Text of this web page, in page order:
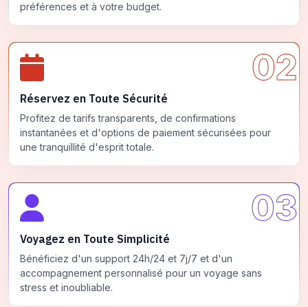
préférences et à votre budget.
02
Réservez en Toute Sécurité
Profitez de tarifs transparents, de confirmations
instantanées et d'options de paiement sécurisées pour
une tranquillité d'esprit totale.
03
Voyagez en Toute Simplicité
Bénéficiez d'un support 24h/24 et 7j/7 et d'un
accompagnement personnalisé pour un voyage sans
stress et inoubliable.